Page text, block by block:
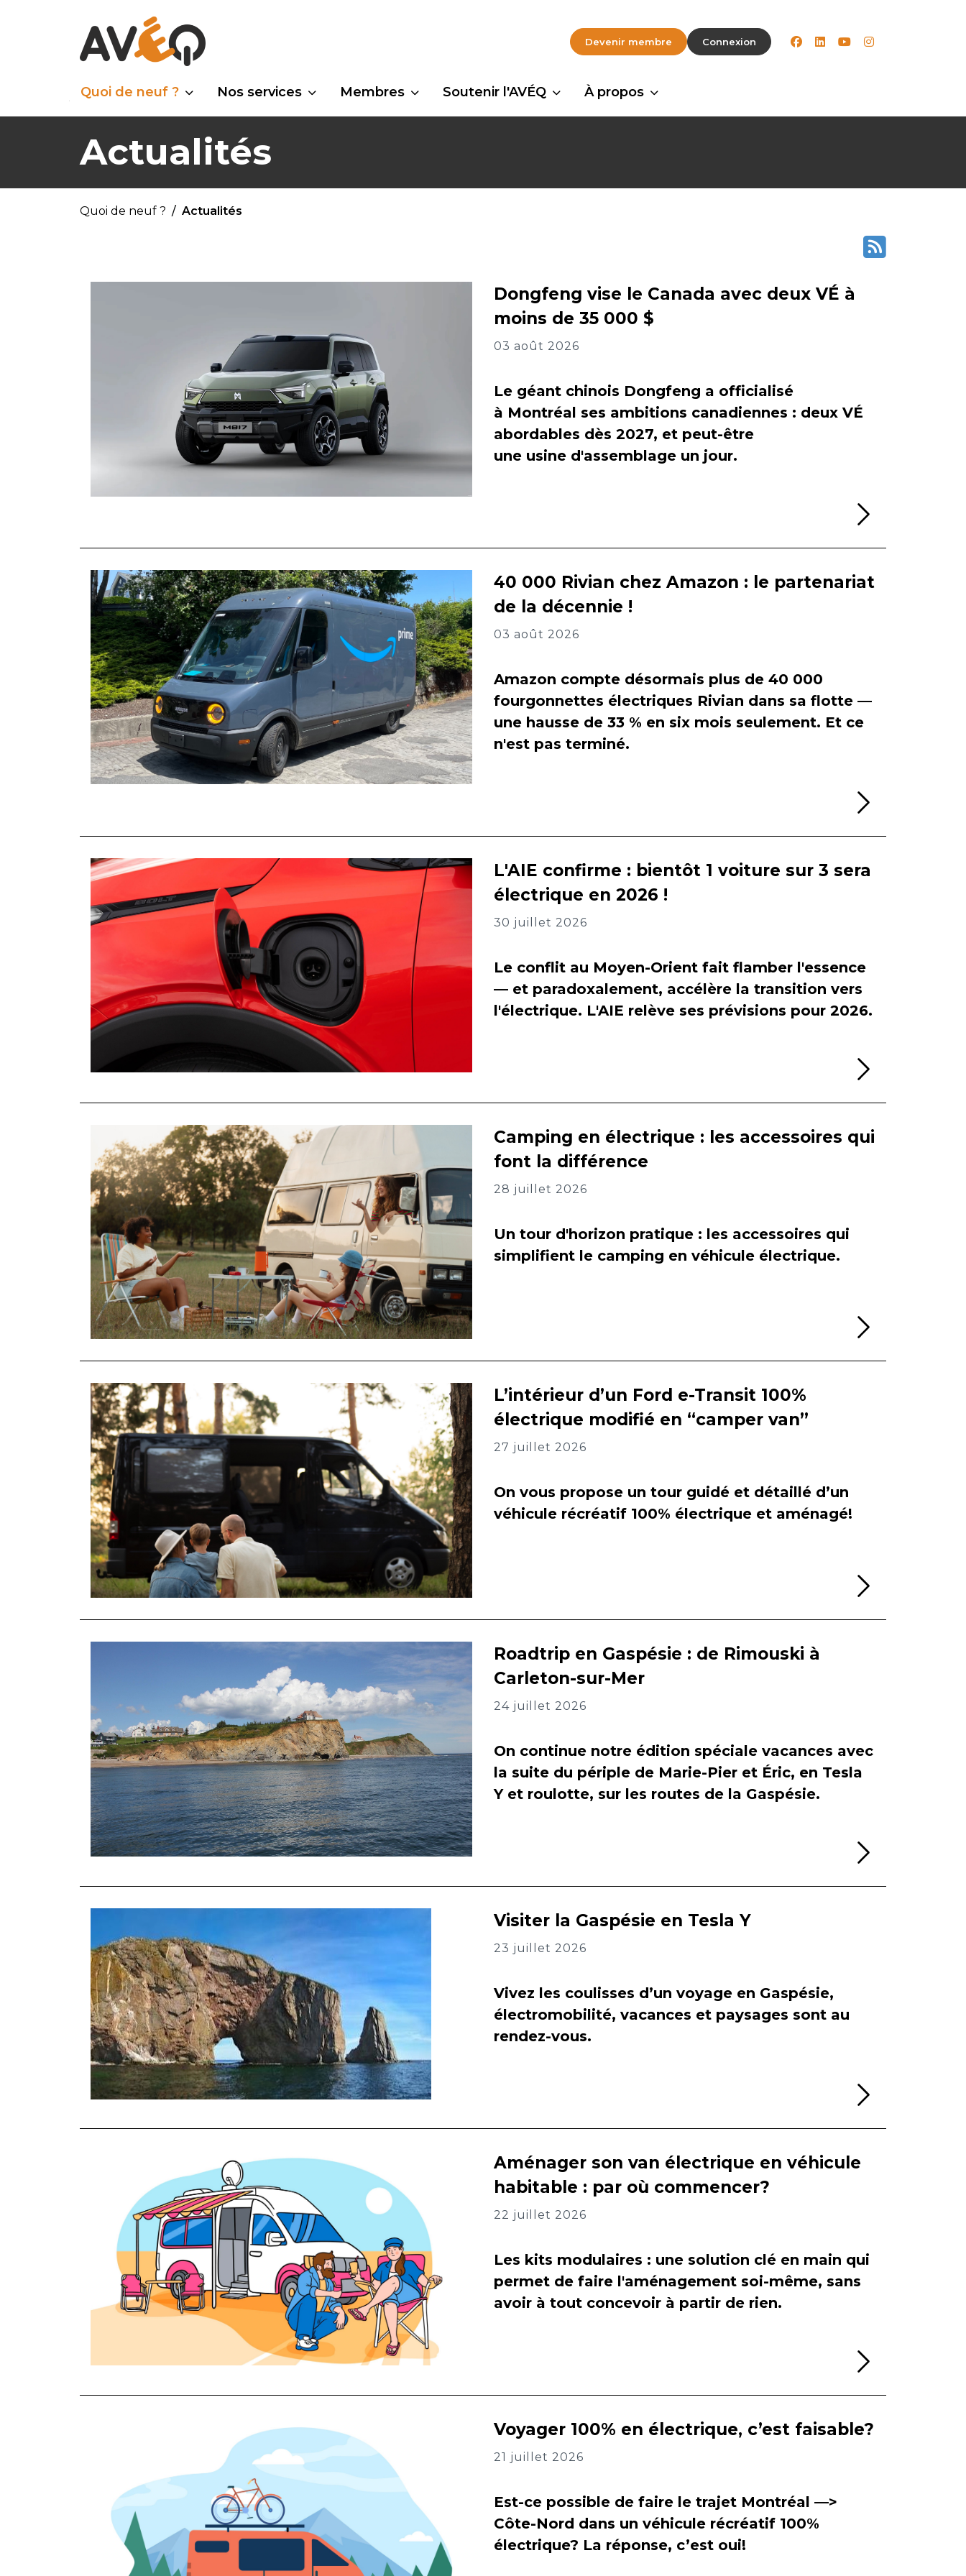
Devenir membre Connexion facebook
linkedinyoutubeinstagram
Quoi de neuf ? Nos services Membres Soutenir l'AVÉQ À propos
Actualités
Quoi de neuf ? Actualités
Dongfeng vise le Canada avec deux VÉ à
moins de 35 000 $
03 août 2026
Le géant chinois Dongfeng a officialisé
à Montréal ses ambitions canadiennes : deux VÉ
abordables dès 2027, et peut-être
une usine d'assemblage un jour.
40 000 Rivian chez Amazon : le partenariat
de la décennie !
03 août 2026
Amazon compte désormais plus de 40 000
fourgonnettes électriques Rivian dans sa flotte —
une hausse de 33 % en six mois seulement. Et ce
n'est pas terminé.
L'AIE confirme : bientôt 1 voiture sur 3 sera
électrique en 2026 !
30 juillet 2026
Le conflit au Moyen-Orient fait flamber l'essence
— et paradoxalement, accélère la transition vers
l'électrique. L'AIE relève ses prévisions pour 2026.
Camping en électrique : les accessoires qui
font la différence
28 juillet 2026
Un tour d'horizon pratique : les accessoires qui
simplifient le camping en véhicule électrique.
L’intérieur d’un Ford e-Transit 100%
électrique modifié en “camper van”
27 juillet 2026
On vous propose un tour guidé et détaillé d’un
véhicule récréatif 100% électrique et aménagé!
Roadtrip en Gaspésie : de Rimouski à
Carleton-sur-Mer
24 juillet 2026
On continue notre édition spéciale vacances avec
la suite du périple de Marie-Pier et Éric, en Tesla
Y et roulotte, sur les routes de la Gaspésie.
Visiter la Gaspésie en Tesla Y
23 juillet 2026
Vivez les coulisses d’un voyage en Gaspésie,
électromobilité, vacances et paysages sont au
rendez-vous.
Aménager son van électrique en véhicule
habitable : par où commencer?
22 juillet 2026
Les kits modulaires : une solution clé en main qui
permet de faire l'aménagement soi-même, sans
avoir à tout concevoir à partir de rien.
Voyager 100% en électrique, c’est faisable?
21 juillet 2026
Est-ce possible de faire le trajet Montréal —>
Côte-Nord dans un véhicule récréatif 100%
électrique? La réponse, c’est oui!